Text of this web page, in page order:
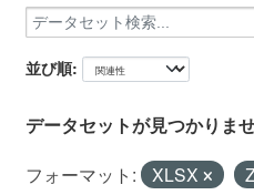
並び順
データセットが見つかりま
フォーマット: XLSX